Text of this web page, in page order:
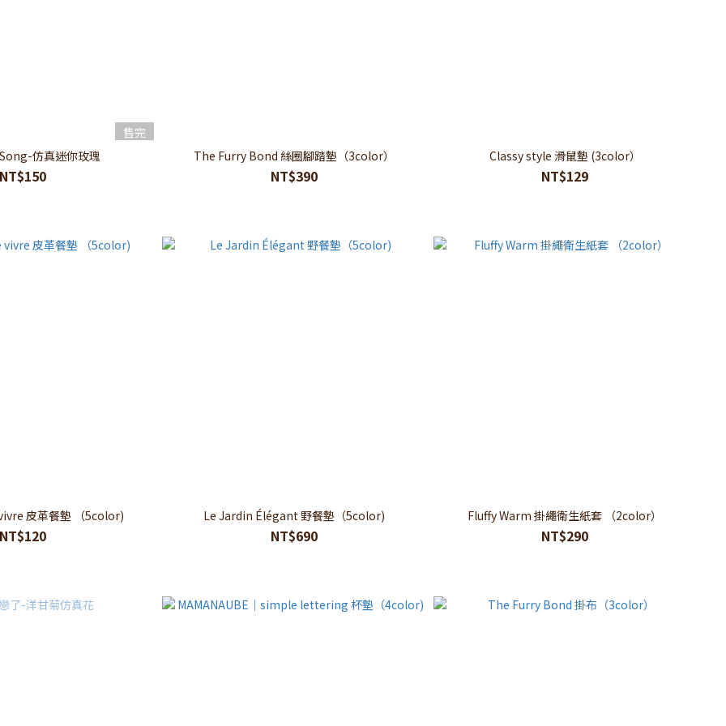
售完
仿真迷你玫瑰
NT$150
The Furry Bond 絲圈腳踏墊（3color）
NT$390
Classy style 滑鼠墊 (3color）
NT$129
皮革餐墊 （5color)
NT$120
Le Jardin Élégant 野餐墊（5color)
NT$690
Fluffy Warm 掛繩衛生紙套 （2color）
NT$290